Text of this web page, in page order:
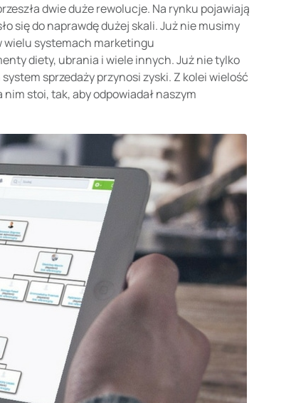
dwie duże rewolucje. Na rynku pojawiają
się do naprawdę dużej skali. Już nie musimy
wielu systemach marketingu
diety, ubrania i wiele innych. Już nie tylko
sprzedaży przynosi zyski. Z kolei wielość
stoi, tak, aby odpowiadał naszym